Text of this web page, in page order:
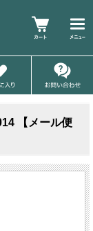
【メール便